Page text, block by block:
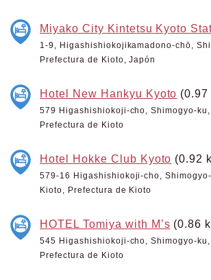
Miyako City Kintetsu Kyoto
1-9, Higashishiokojikamadono-chō,
Prefectura de Kioto, Japón
Hotel New Hankyu Kyoto (0.97
579 Higashishiokoji-cho, Shimogyo-ku,
Prefectura de Kioto
Hotel Hokke Club Kyoto (0.92
579-16 Higashishiokoji-cho,
Kioto, Prefectura de Kioto
HOTEL Tomiya with M’s (0.86
545 Higashishiokoji-cho, Shimogyo-ku,
Prefectura de Kioto